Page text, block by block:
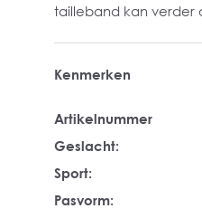
tailleband kan verder
Kenmerken
Artikelnummer
Geslacht:
Sport:
Pasvorm: